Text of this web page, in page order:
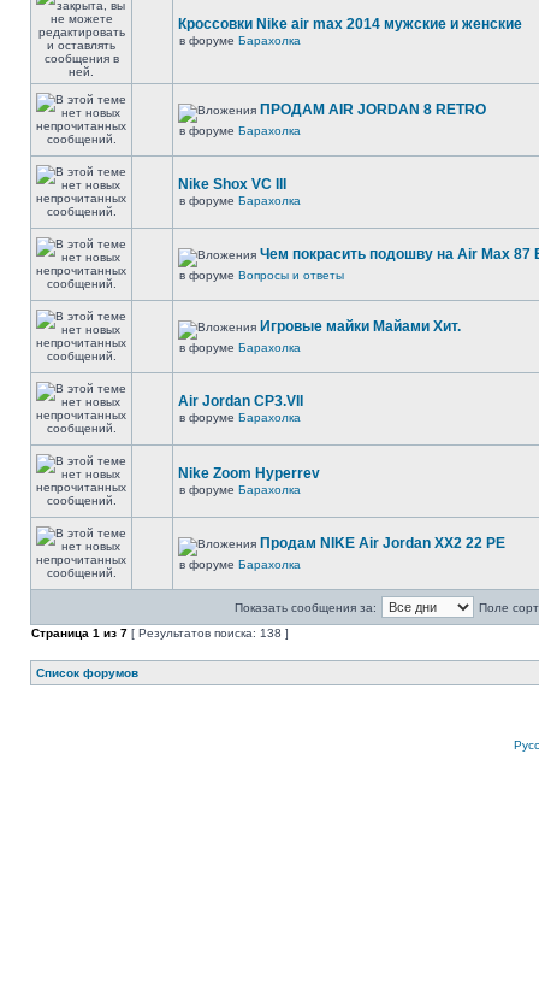
Кроссовки Nike air max 2014 мужские и женские
в форуме Барахолка
ПРОДАМ AIR JORDAN 8 RETRO
в форуме Барахолка
Nike Shox VC III
в форуме Барахолка
Чем покрасить подошву на Air Max 87
в форуме Вопросы и ответы
Игровые майки Майами Хит.
в форуме Барахолка
Air Jordan CP3.VII
в форуме Барахолка
Nike Zoom Hyperrev
в форуме Барахолка
Продам NIKE Air Jordan XX2 22 PE
в форуме Барахолка
Показать сообщения за:
Поле
Страница 1 из 7 [ Результатов поиска: 138 ]
Список форумов